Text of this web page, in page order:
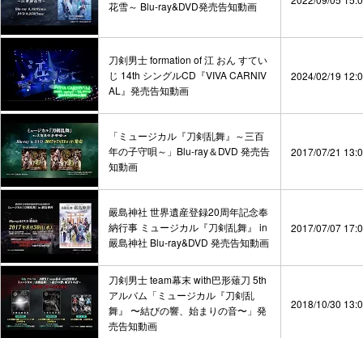
花雪～ Blu-ray&DVD発売告知動画
刀剣男士 formation of 江 おん すてい
じ 14th シングルCD『VIVA CARNIV
AL』発売告知動画
2024/02/19
「ミュージカル『刀剣乱舞』～三百
年の子守唄～」Blu-ray＆DVD 発売告
知動画
2017/07/21
嚴島神社 世界遺産登録20周年記念奉
納行事 ミュージカル『刀剣乱舞』 in
嚴島神社 Blu-ray&DVD 発売告知動画
2017/07/07
刀剣男士 team幕末 with巴形薙刀 5th
アルバム「ミュージカル『刀剣乱
舞』 〜結びの響、始まりの音〜」発
売告知動画
2018/10/30